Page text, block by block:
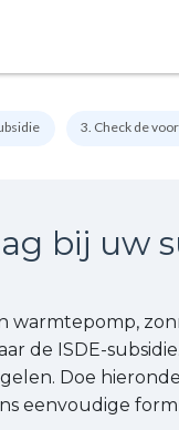
3. Check de
bij uw
warmtepomp,
de ISDE-
Doe
eenvoudige